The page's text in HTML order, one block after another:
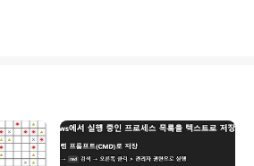
. 고소하니 맛..
버리뷰 1712 · 미운우리
는 것을 알 수 있습니다.
기도 하네요. 고기 메뉴는
습니다. 고추장 삼겹살도
매운걸 못드시는 분들도 맛
본 찬구성 입니다. ..